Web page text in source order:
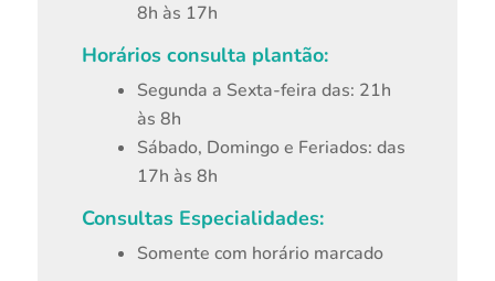
8h às 17h
Horários consulta plantão:
Segunda a Sexta-feira das: 21h
às 8h
Sábado, Domingo e Feriados: das
17h às 8h
Consultas Especialidades:
Somente com horário marcado